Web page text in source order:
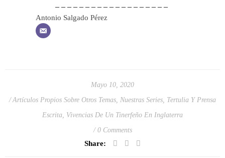
– – – – – – – – – – – – – – – – – – –
Antonio Salgado Pérez
Mayo 10, 2020
Artículos Propios Sobre Otros Temas Nuestras Series Tertulia Y Prensa
Escrita Vivencias De Un Tinerfeño En Inglaterra
0 Comments
Share: